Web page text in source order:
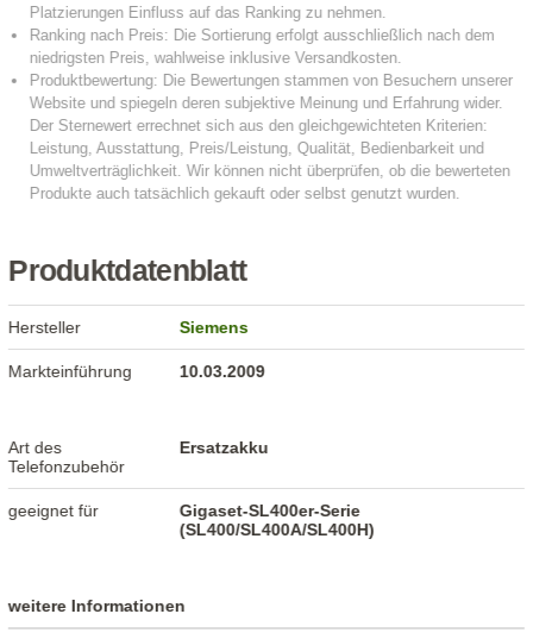
Produktdatenblatt
Hersteller Siemens
Markteinführung 10.03.2009
Art des
Telefonzubehör
Ersatzakku
geeignet für
Gigaset-SL400er-Serie
(SL400/SL400A/SL400H)
weitere Informationen